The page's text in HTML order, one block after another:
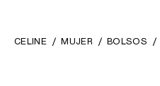
CELINE MUJER BOLSOS